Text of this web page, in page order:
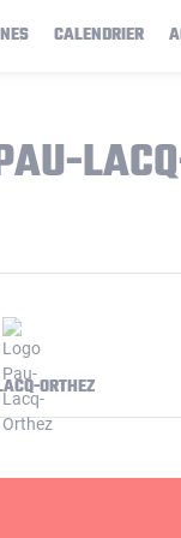
CALENDRIER
ORTHEZ